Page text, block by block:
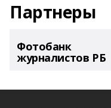
Партнеры
Фотобанк
журналистов РБ